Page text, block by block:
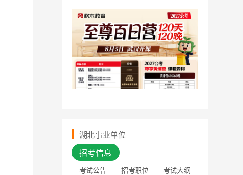
湖北事业单位
招考信息
考试公告 招考职位 考试大纲